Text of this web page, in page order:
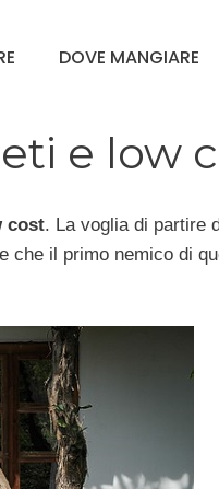
DOVE MANGIARE
e low
cost. La voglia di partire
che il primo nemico di